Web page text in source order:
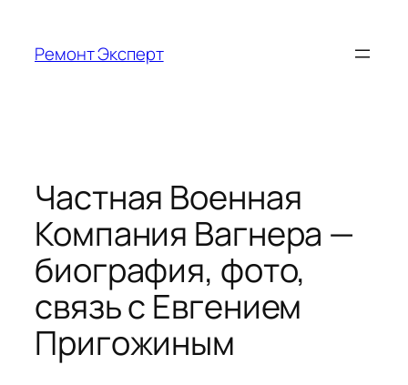
содержимому
Ремонт Эксперт
Частная Военная
Компания Вагнера —
биография, фото,
связь с Евгением
Пригожиным